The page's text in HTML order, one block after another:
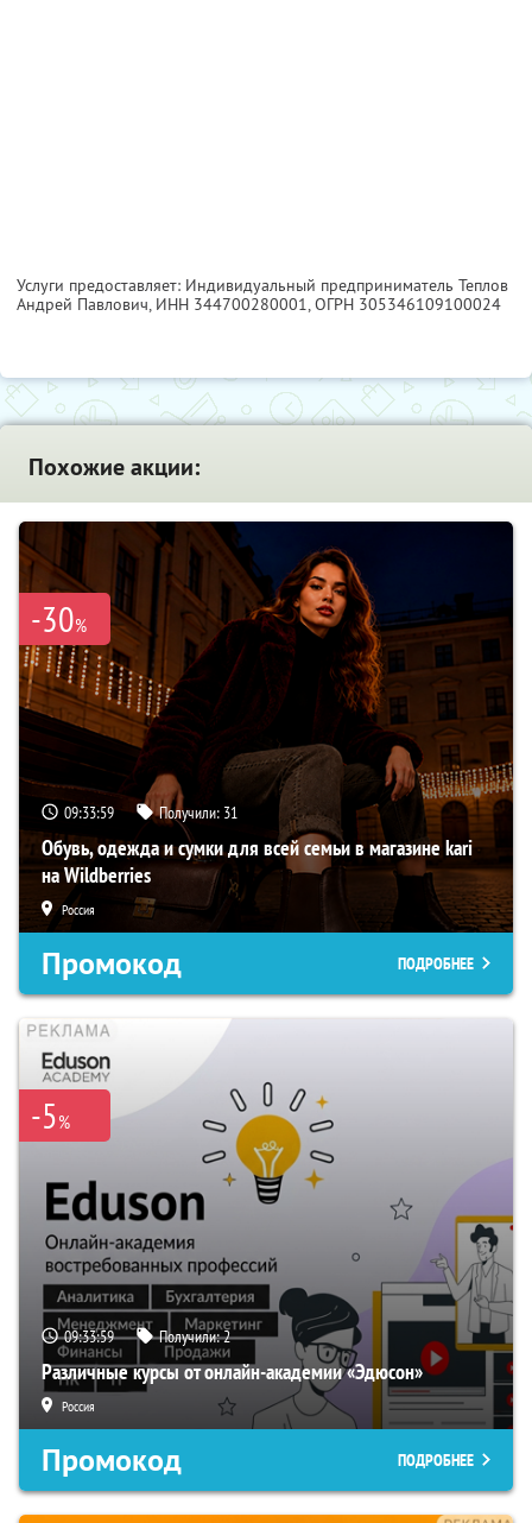
Услуги предоставляет: Индивидуальный предприниматель Теплов
Андрей Павлович, ИНН 344700280001, ОГРН 305346109100024
Похожие акции:
-30%
09:33:58 Получили: 31
Обувь, одежда и сумки для всей семьи в магазине kari
на Wildberries
Россия
Промокод ПОДРОБНЕЕ
-5%
09:33:58 Получили:2
Различные курсы от онлайн-академии «Эдюсон»
Россия
Промокод ПОДРОБНЕЕ